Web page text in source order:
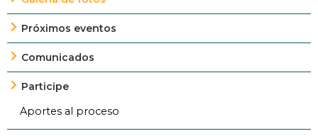
Próximos eventos
Comunicados
Participe
Aportes al proceso